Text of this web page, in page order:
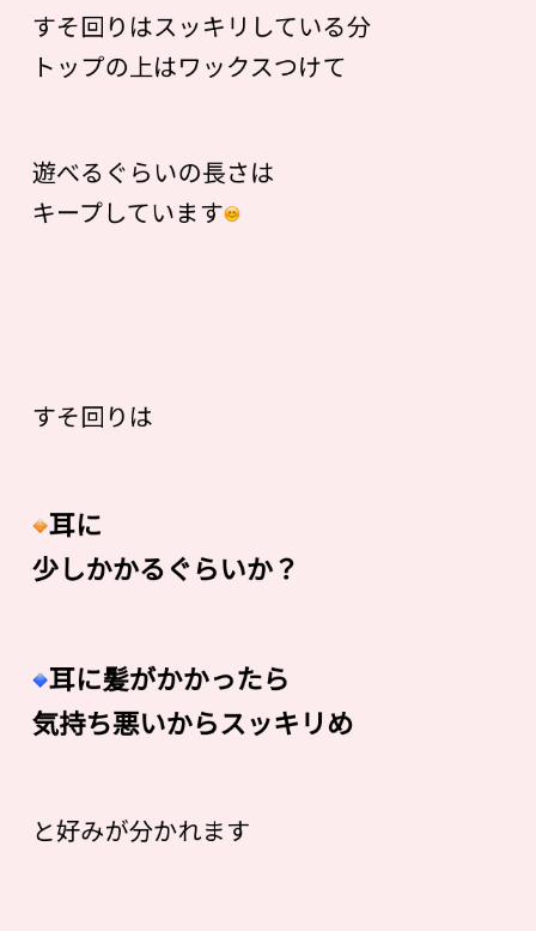
すそ回りはスッキリしている分
トップの上はワックスつけて
遊べるぐらいの長さは
キープしています
すそ回りは
耳に
少しかかるぐらいか？
耳に髪がかかったら
気持ち悪いからスッキリめ
と好みが分かれます